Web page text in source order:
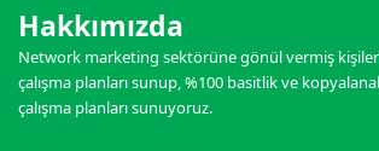
Hakkımızda
Network marketing sektörüne gönül vermiş
çalışma planları sunup, %100 basitlik ve
çalışma planları sunuyoruz.